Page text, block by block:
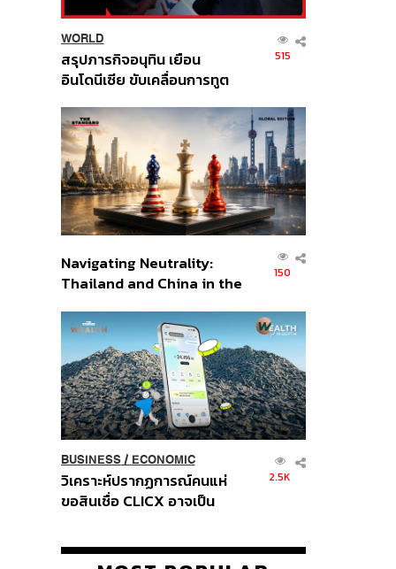
WORLD
สรุปภารกิจอนุทิน เยือน
อินโดนีเซีย ขับเคลื่อนการทูต
ส่วนยุทธศาสตร์ไทย –
อินโดนีเซีย
515
Navigating Neutrality:
Thailand and China in the
Order
150
BUSINESS/ ECONOMIC
วิเคราะห์ปรากฏการณ์คนแห่
ขอสินเชื่อ CLICX อาจเป็น
ปัญหาหนี้ครัวเรือนไทยที่ถูกซุก
2.5K